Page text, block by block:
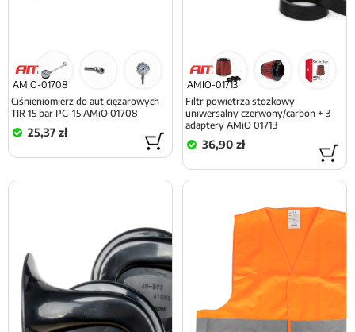
AMIO-01708
Ciśnieniomierz do aut ciężarowych
TIR 15 bar PG-15 AMiO 01708
25,37 zł
AMIO-01713
Filtr powietrza stożkowy
uniwersalny czerwony/carbon + 3
adaptery AMiO 01713
36,90 zł